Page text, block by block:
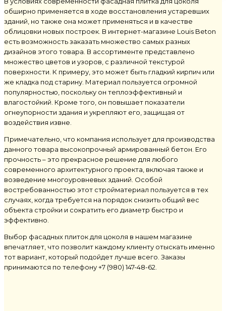
обширно применяется в ходе восстановления устаревших
зданий, но также она может применяться и в качестве
облицовки новых построек. В интернет-магазине Louis Beton
есть возможность заказать множество самых разных
дизайнов этого товара. В ассортименте представлено
множество цветов и узоров, с различной текстурой
поверхности. К примеру, это может быть гладкий кирпич или
же кладка под старину. Материал пользуется огромной
популярностью, поскольку он теплоэффективный и
влагостойкий. Кроме того, он повышает показатели
огнеупорности здания и укрепляют его, защищая от
воздействия извне.
Примечательно, что компания использует для производства
данного товара высокопрочный армированный бетон. Его
прочность – это прекрасное решение для любого
современного архитектурного проекта, включая также и
возведение многоуровневых зданий. Особой
востребованностью этот стройматериал пользуется в тех
случаях, когда требуется на порядок снизить общий вес
объекта стройки и сократить его диаметр быстро и
эффективно.
Выбор фасадных плиток для цоколя в нашем магазине
впечатляет, что позволит каждому клиенту отыскать именно
тот вариант, который подойдет лучше всего. Заказы
принимаются по телефону +7 (980) 147-48-62.